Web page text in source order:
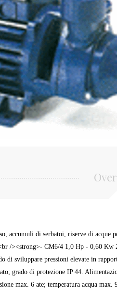
accumuli di serbatoi, riserve di
/><strong>- CM6/4 1,0 Hp - 0,60
di sviluppare pressioni elevate in
grado di protezione IP 44.
max. 6 ate; temperatura acqua